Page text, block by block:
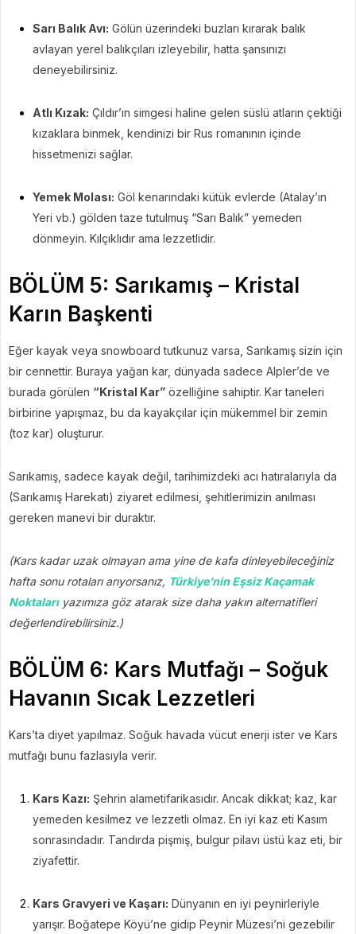
Sarı Balık Avı: Gölün üzerindeki buzları kırarak balık
avlayan yerel balıkçıları izleyebilir, hatta şansınızı
deneyebilirsiniz.
Atlı Kızak: Çıldır’ın simgesi haline gelen süslü atların çektiği
kızaklara binmek, kendinizi bir Rus romanının içinde
hissetmenizi sağlar.
Yemek Molası: Göl kenarındaki kütük evlerde (Atalay’ın
Yeri vb.) gölden taze tutulmuş “Sarı Balık” yemeden
dönmeyin. Kılçıklıdır ama lezzetlidir.
BÖLÜM 5: Sarıkamış – Kristal
Karın Başkenti
Eğer kayak veya snowboard tutkunuz varsa, Sarıkamış sizin için
bir cennettir. Buraya yağan kar, dünyada sadece Alpler’de ve
burada görülen “Kristal Kar” özelliğine sahiptir. Kar taneleri
birbirine yapışmaz, bu da kayakçılar için mükemmel bir zemin
(toz kar) oluşturur.
Sarıkamış, sadece kayak değil, tarihimizdeki acı hatıralarıyla da
(Sarıkamış Harekatı) ziyaret edilmesi, şehitlerimizin anılması
gereken manevi bir duraktır.
(Kars kadar uzak olmayan ama yine de kafa dinleyebileceğiniz
hafta sonu rotaları arıyorsanız, Türkiye’nin Eşsiz Kaçamak
Noktalarıyazımıza göz atarak size daha yakın alternatifleri
değerlendirebilirsiniz.)
BÖLÜM 6: Kars Mutfağı – Soğuk
Havanın Sıcak Lezzetleri
Kars’ta diyet yapılmaz. Soğuk havada vücut enerji ister ve Kars
mutfağı bunu fazlasıyla verir.
Kars Kazı: Şehrin alametifarikasıdır. Ancak dikkat; kaz, kar
yemeden kesilmez ve lezzetli olmaz. En iyi kaz eti Kasım
sonrasındadır. Tandırda pişmiş, bulgur pilavı üstü kaz eti, bir
ziyafettir.
Kars Gravyeri ve Kaşarı: Dünyanın en iyi peynirleriyle
yarışır. Boğatepe Köyü’ne gidip Peynir Müzesi’ni gezebilir